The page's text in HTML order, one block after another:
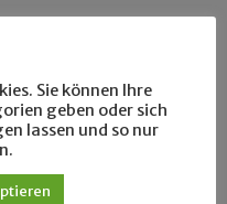
Sie können Ihre
geben oder sich
lassen und so nur